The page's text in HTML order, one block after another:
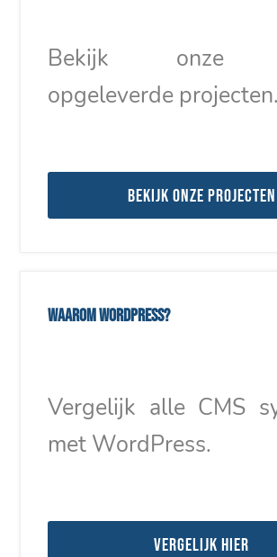
Bekijk onze
opgeleverde projecten.
Bekijk onze projecten
Waarom WordPress?
Vergelijk alle CMS
met WordPress.
Vergelijk hier